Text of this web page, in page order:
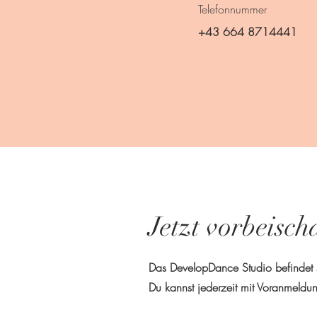
Telefonnummer
+43 664 8714441
Jetzt
Das DevelopDance Studio
Du kannst jederzeit mit